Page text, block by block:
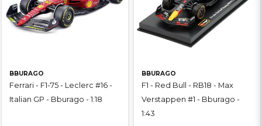
BBURAGO
Ferrari - F1-75 - Leclerc #16 -
Italian GP - Bburago - 1:18
BBURAGO
F1 - Red Bull - RB18 - Max
Verstappen #1 - Bburago -
1:43